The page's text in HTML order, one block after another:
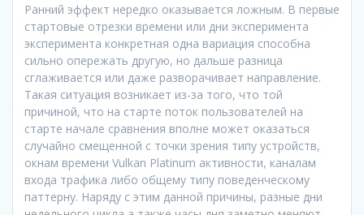
Ранний эффект нередко оказывается ложным. В первые
стартовые отрезки времени или дни эксперимента
эксперимента конкретная одна вариация способна
сильно опережать другую, но дальше разница
сглаживается или даже разворачивает направление.
Такая ситуация возникает из-за того, что той
причиной, что на старте поток пользователей на
старте начале сравнения вполне может оказаться
случайно смещенной с точки зрения типу устройств,
окнам времени Vulkan Platinum активности, каналам
входа трафика либо общему типу поведенческому
паттерну. Наряду с этим данной причины, разные дни